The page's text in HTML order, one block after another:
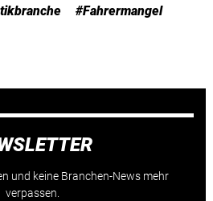
#Fahrermangel
und keine Branchen-News mehr
verpassen.